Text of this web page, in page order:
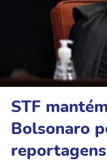
STF
Bolsonaro